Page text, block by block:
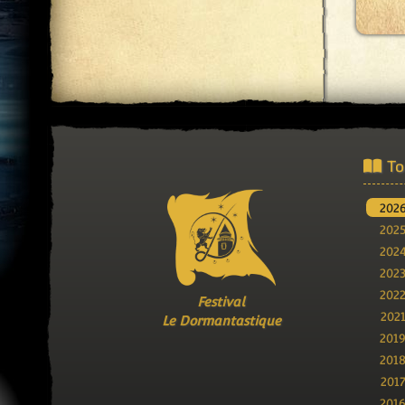
Festival
Le Dormantastique
2025
2023
2022
2021
2019
2018
2017